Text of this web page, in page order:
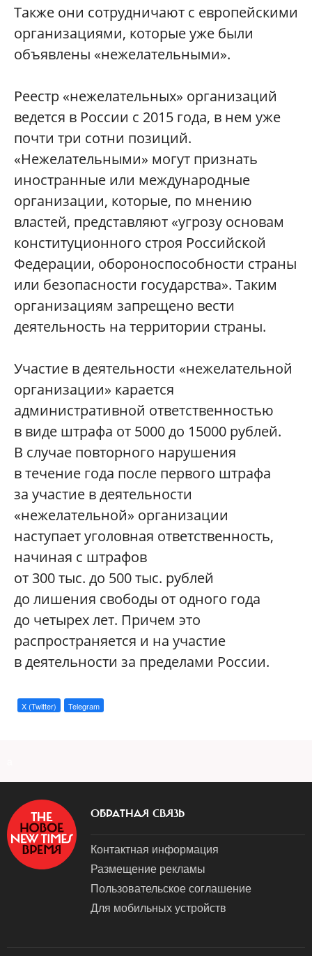
Также они сотрудничают с европейскими
организациями, которые уже были
объявлены «нежелательными».
Реестр «нежелательных» организаций
ведется в России с 2015 года, в нем уже
почти три сотни позиций.
«Нежелательными» могут признать
иностранные или международные
организации, которые, по мнению
властей, представляют «угрозу основам
конституционного строя Российской
Федерации, обороноспособности страны
или безопасности государства». Таким
организациям запрещено вести
деятельность на территории страны.
Участие в деятельности «нежелательной
организации» карается
административной ответственностью
в виде штрафа от 5000 до 15000 рублей.
В случае повторного нарушения
в течение года после первого штрафа
за участие в деятельности
«нежелательной» организации
наступает уголовная ответственность,
начиная с штрафов
от 300 тыс. до 500 тыс. рублей
до лишения свободы от одного года
до четырех лет. Причем это
распространяется и на участие
в деятельности за пределами России.
X (Twitter) Telegram
ОБРАТНАЯ СВЯЗЬ
Контактная информация
Размещение рекламы
Пользовательское соглашение
Для мобильных устройств